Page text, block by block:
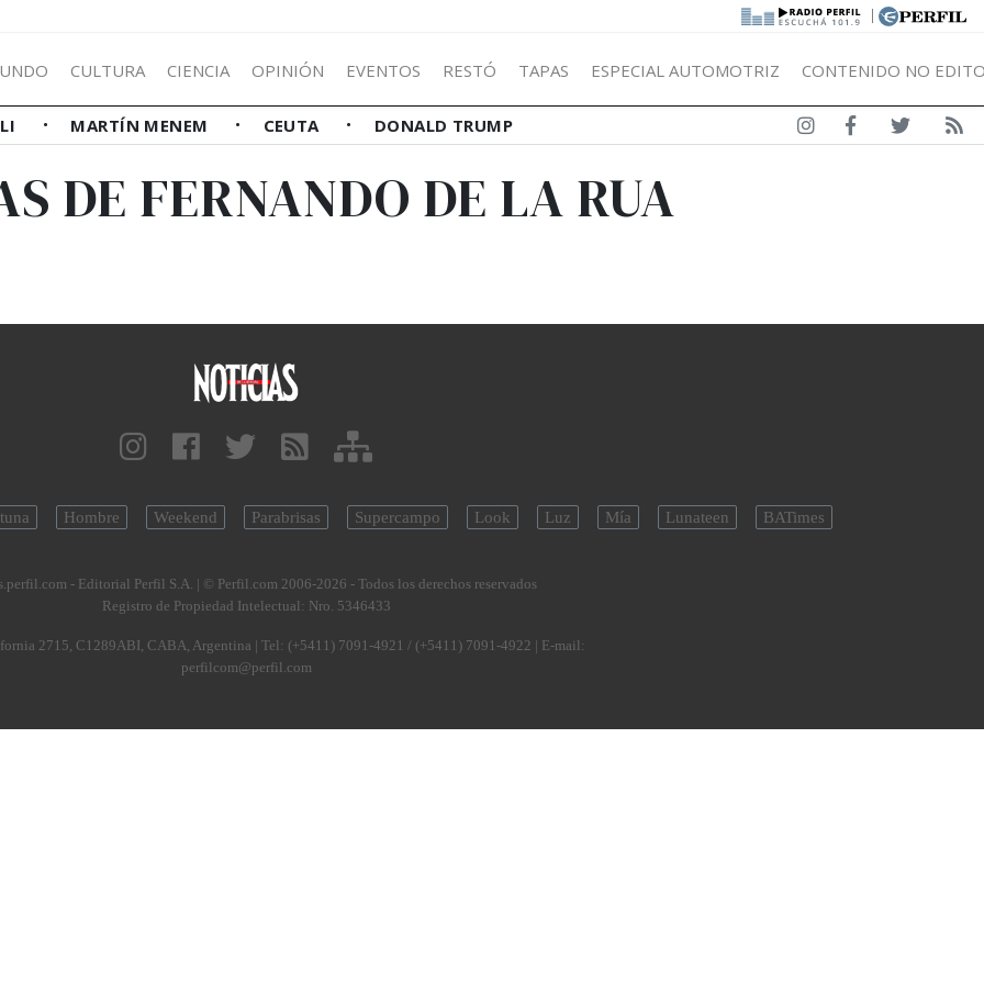
|
CULTURA CIENCIA OPINIÓN EVENTOS RESTÓ TAPAS ESPECIAL AUTOMOTRIZ CONTENIDO NO
MARTÍN MENEM CEUTA DONALD TRUMP
DE FERNANDO DE LA RUA
Hombre Weekend Parabrisas Supercampo Look Luz Mía Lunateen BATimes
- Editorial Perfil S.A. | © Perfil.com 2006-2026 - Todos los derechos reservados
Registro de Propiedad Intelectual: Nro. 5346433
2715, C1289ABI, CABA, Argentina | Tel: (+5411) 7091-4921 / (+5411) 7091-4922 | E-mail:
perfilcom@perfil.com